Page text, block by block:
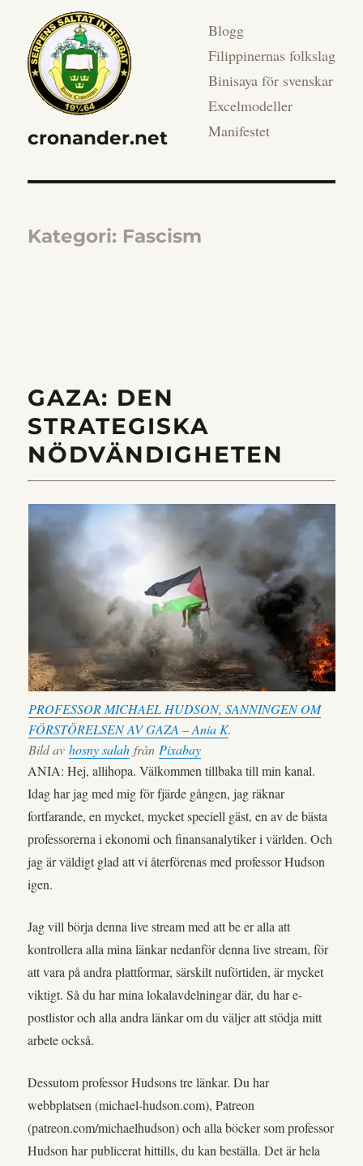
cronander.net
Blogg
Filippinernas folkslag
Binisaya för svenskar
Excelmodeller
Manifestet
Kategori: Fascism
GAZA: DEN
STRATEGISKA
NÖDVÄNDIGHETEN
PROFESSOR MICHAEL HUDSON, SANNINGEN OM
FÖRSTÖRELSEN AV GAZA – Ania K.
Bild av hosny salahfrån Pixabay
ANIA: Hej, allihopa. Välkommen tillbaka till min kanal.
Idag har jag med mig för fjärde gången, jag räknar
fortfarande, en mycket, mycket speciell gäst, en av de bästa
professorerna i ekonomi och finansanalytiker i världen. Och
jag är väldigt glad att vi återförenas med professor Hudson
igen.
Jag vill börja denna live stream med att be er alla att
kontrollera alla mina länkar nedanför denna live stream, för
att vara på andra plattformar, särskilt nuförtiden, är mycket
viktigt. Så du har mina lokalavdelningar där, du har e-
postlistor och alla andra länkar om du väljer att stödja mitt
arbete också.
Dessutom professor Hudsons tre länkar. Du har
webbplatsen (michael-hudson.com), Patreon
(patreon.com/michaelhudson) och alla böcker som professor
Hudson har publicerat hittills, du kan beställa. Det är hela